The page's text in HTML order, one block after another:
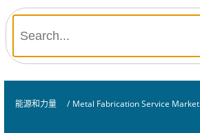
能源和力量 / Metal Fabrication Service Market